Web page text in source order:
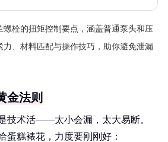
螺栓的扭矩控制要点，涵盖普通泵头和压
力、材料匹配与操作技巧，助你避免泄漏
金法则
技术活——太小会漏，太大易断。
蛋糕裱花，力度要刚刚好：